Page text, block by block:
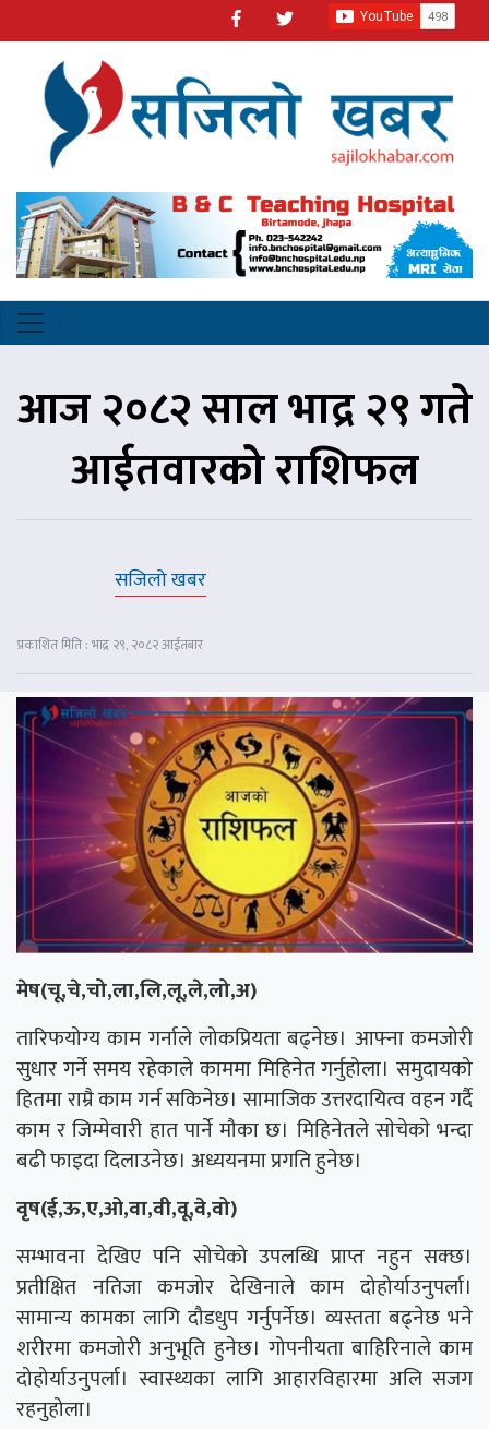
आज २०८२ साल भाद्र २९ गते
आईतवारको राशिफल
सजिलो खबर
प्रकाशित मिति : भाद्र २९, २०८२ आईतबार
मेष(चू,चे,चो,ला,लि,लू,ले,लो,अ)
तारिफयोग्य काम गर्नाले लोकप्रियता बढ्नेछ। आफ्ना कमजोरी
सुधार गर्ने समय रहेकाले काममा मिहिनेत गर्नुहोला। समुदायको
हितमा राम्रै काम गर्न सकिनेछ। सामाजिक उत्तरदायित्व वहन गर्दै
काम र जिम्मेवारी हात पार्ने मौका छ। मिहिनेतले साेचेकाे भन्दा
बढी फाइदा दिलाउनेछ। अध्ययनमा प्रगति हुनेछ।
वृष(ई,ऊ,ए,ओ,वा,वी,वू,वे,वो)
सम्भावना देखिए पनि सोचेको उपलब्धि प्राप्त नहुन सक्छ।
प्रतीक्षित नतिजा कमजोर देखिनाले काम दोहोर्याउनुपर्ला।
सामान्य कामका लागि दौडधुप गर्नुपर्नेछ। व्यस्तता बढ्नेछ भने
शरीरमा कमजोरी अनुभूति हुनेछ। गोपनीयता बाहिरिनाले काम
दोहोर्याउनुपर्ला। स्वास्थ्यका लागि आहारविहारमा अलि सजग
रहनुहोला।